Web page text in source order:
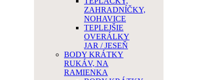
ZAHRADNÍČKY,
NOHAVICE
TEPLEJŠIE
OVERÁLKY
JAR / JESEŇ
BODY KRÁTKY
RUKÁV, NA
RAMIENKA